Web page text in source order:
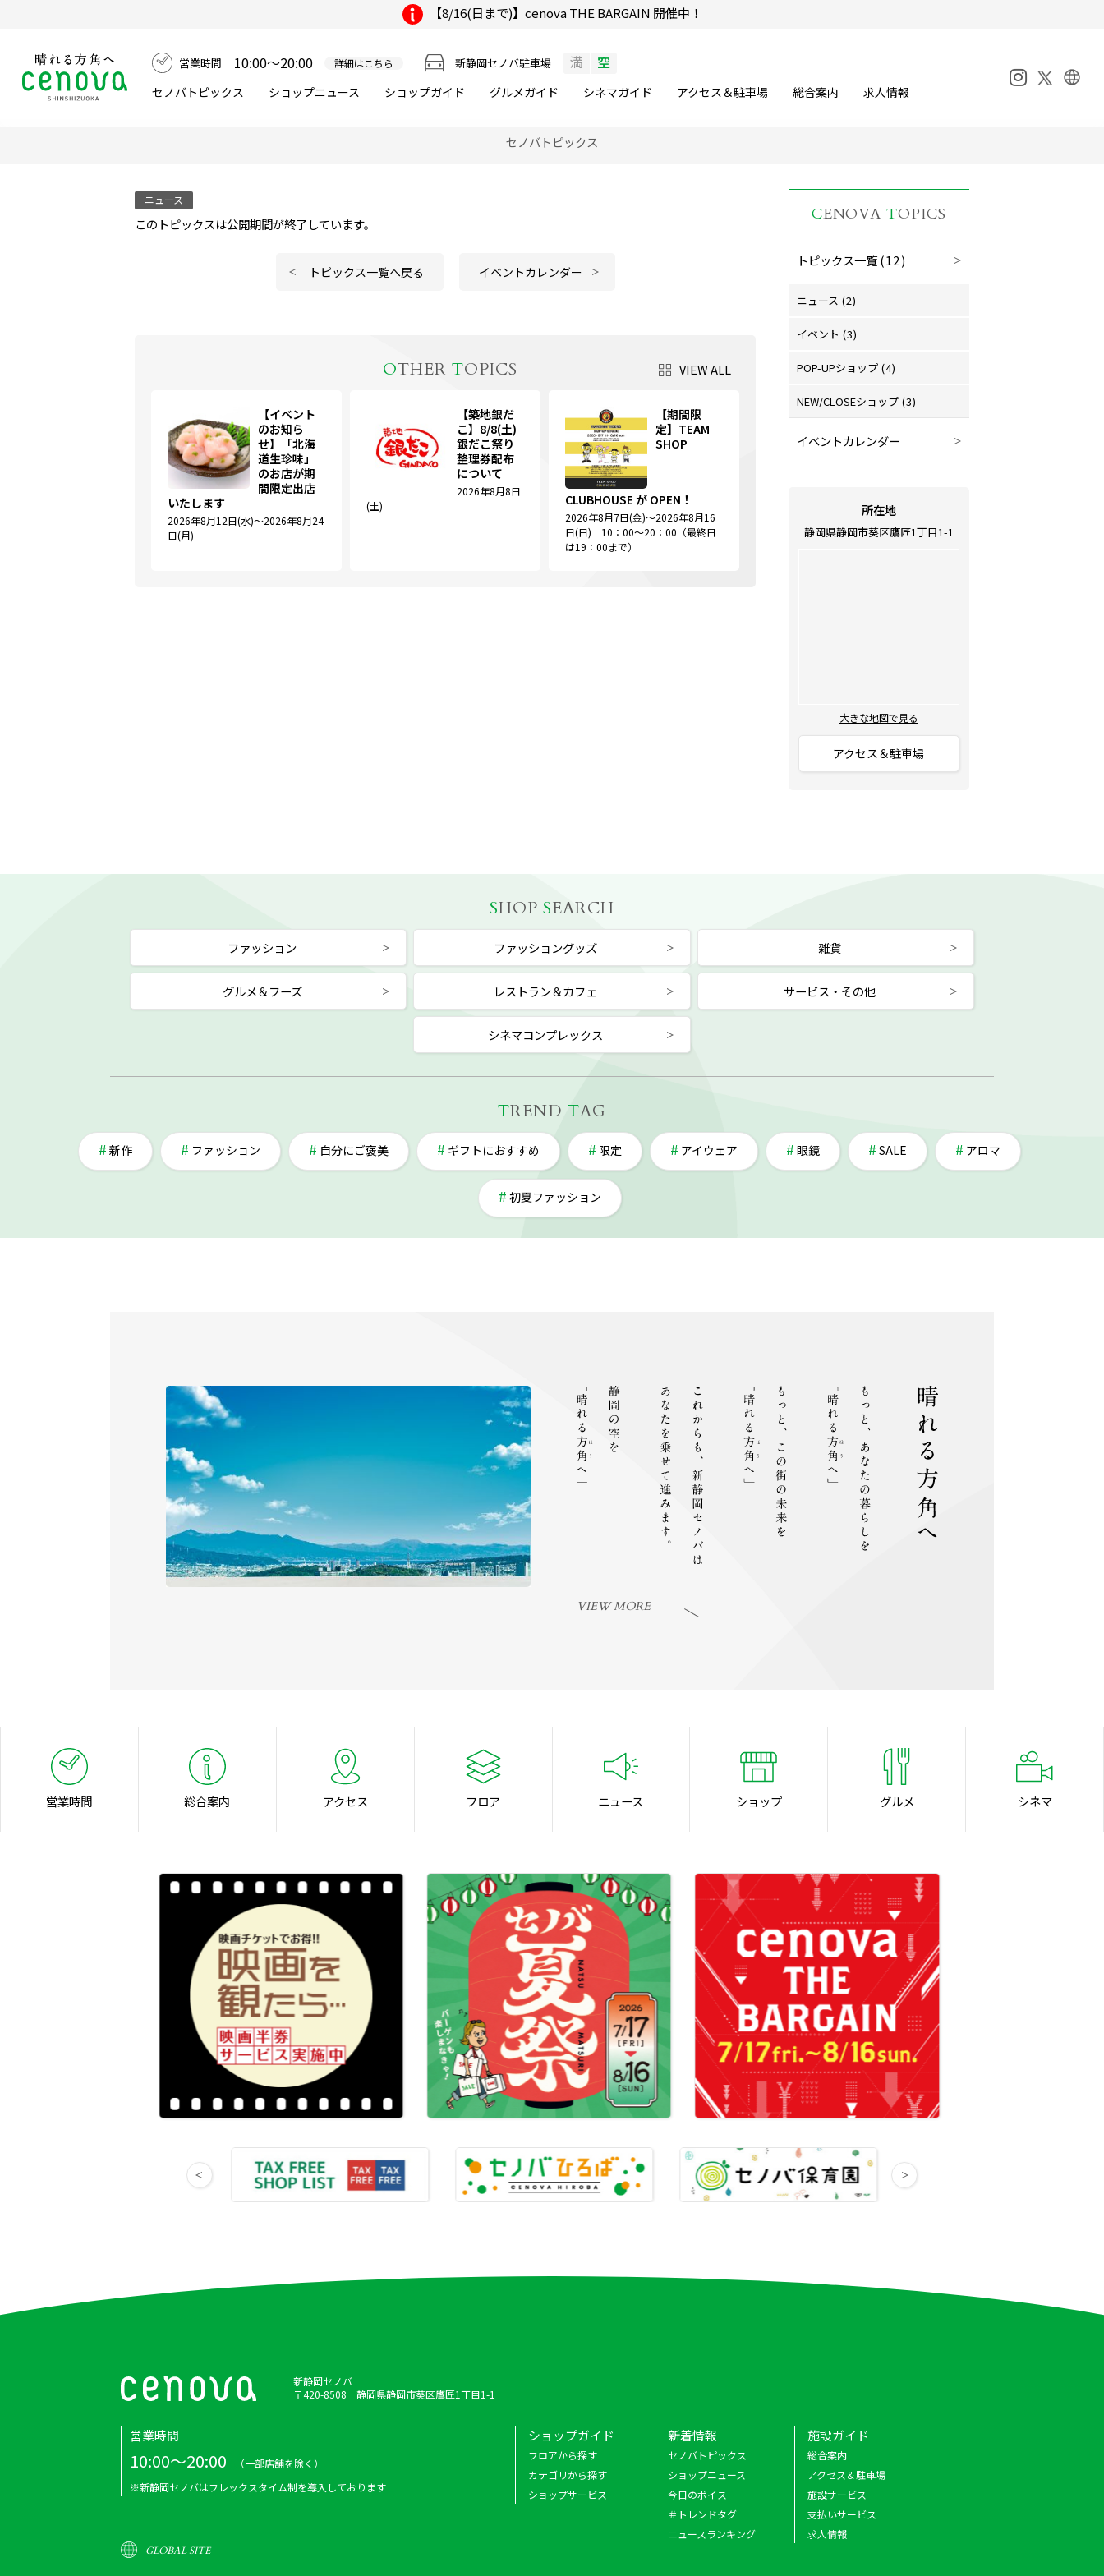
【8/16(日まで)】cenova THE BARGAIN 開催中！
営業時間 10:00～20:00 詳細はこちら 新静岡セノバ駐車場 満 空
セノバトピックス ショップニュース ショップガイド グルメガイド シネマガイド アクセス＆駐車場 総合案内 求人情報
セノバトピックス
ニュース
このトピックスは公開期間が終了しています。
トピックス一覧へ戻る イベントカレンダー
OTHER TOPICS VIEW ALL
【イベント
のお知ら
せ】「北海
道生珍味」
のお店が期
間限定出店
いたします
2026年8月12日(水)～2026年8月24
日(月)
【築地銀だ
こ】8/8(土)
銀だこ祭り
整理券配布
について
2026年8月8日
(土)
【期間限
定】TEAM
SHOP
CLUBHOUSE が OPEN！
2026年8月7日(金)～2026年8月16
日(日) 10：00～20：00（最終日
は19：00まで）
CENOVATOPICS
トピックス一覧(12)
ニュース (2)
イベント (3)
POP-UPショップ(4)
NEW/CLOSEショップ(3)
イベントカレンダー
所在地
静岡県静岡市葵区鷹匠1丁目1-1
大きな地図で見る
アクセス＆駐車場
SHOP SEARCH
ファッション ファッショングッズ 雑貨
グルメ＆フーズ レストラン＆カフェ サービス・その他
シネマコンプレックス
TREND TAG
新作 ファッション 自分にご褒美 ギフトにおすすめ 限定 アイウェア 眼鏡 SALE アロマ
初夏ファッション
VIEW MORE
営業時間 総合案内 アクセス フロア ニュース ショップ グルメ シネマ
新静岡セノバ
〒420-8508 静岡県静岡市葵区鷹匠1丁目1-1
営業時間
10:00～20:00
（一部店舗を除く）
※新静岡セノバはフレックスタイム制を導入しております
GLOBAL SITE
ショップガイド
フロアから探す
カテゴリから探す
ショップサービス
新着情報
セノバトピックス
ショップニュース
今日のボイス
＃トレンドタグ
ニュースランキング
施設ガイド
総合案内
アクセス＆駐車場
施設サービス
支払いサービス
求人情報